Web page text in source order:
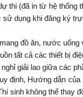
thi (đã in từ hệ thống
dụng khi đăng ký
đồ ăn, nước uống
tất cả các thiết bị
giải lao giữa các
định, Hướng dẫn
sinh không thể thay